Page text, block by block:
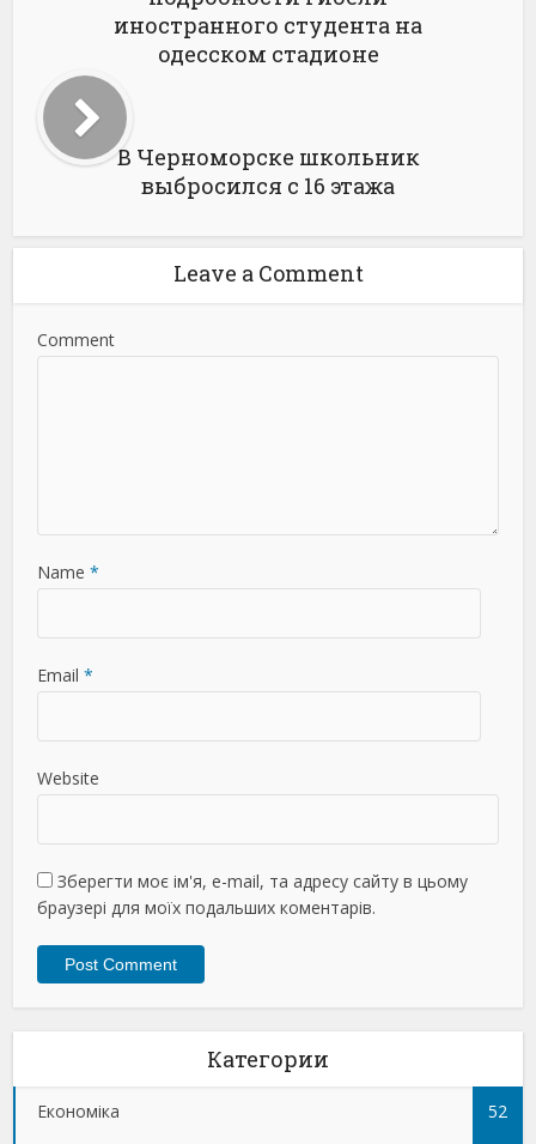
иностранного студента на
одесском стадионе
В Черноморске школьник
выбросился с 16 этажа
Leave a Comment
Comment
Name *
Email *
Website
Зберегти моє ім'я, e-mail, та адресу сайту в цьому
браузері для моїх подальших коментарів.
Категории
Економіка 52